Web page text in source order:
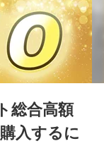
総合高額
入するに